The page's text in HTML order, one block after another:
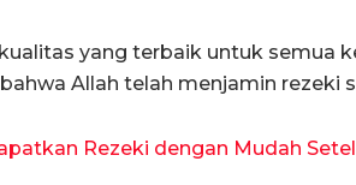
yang terbaik untuk semua
Allah telah menjamin rezeki
Rezeki dengan Mudah